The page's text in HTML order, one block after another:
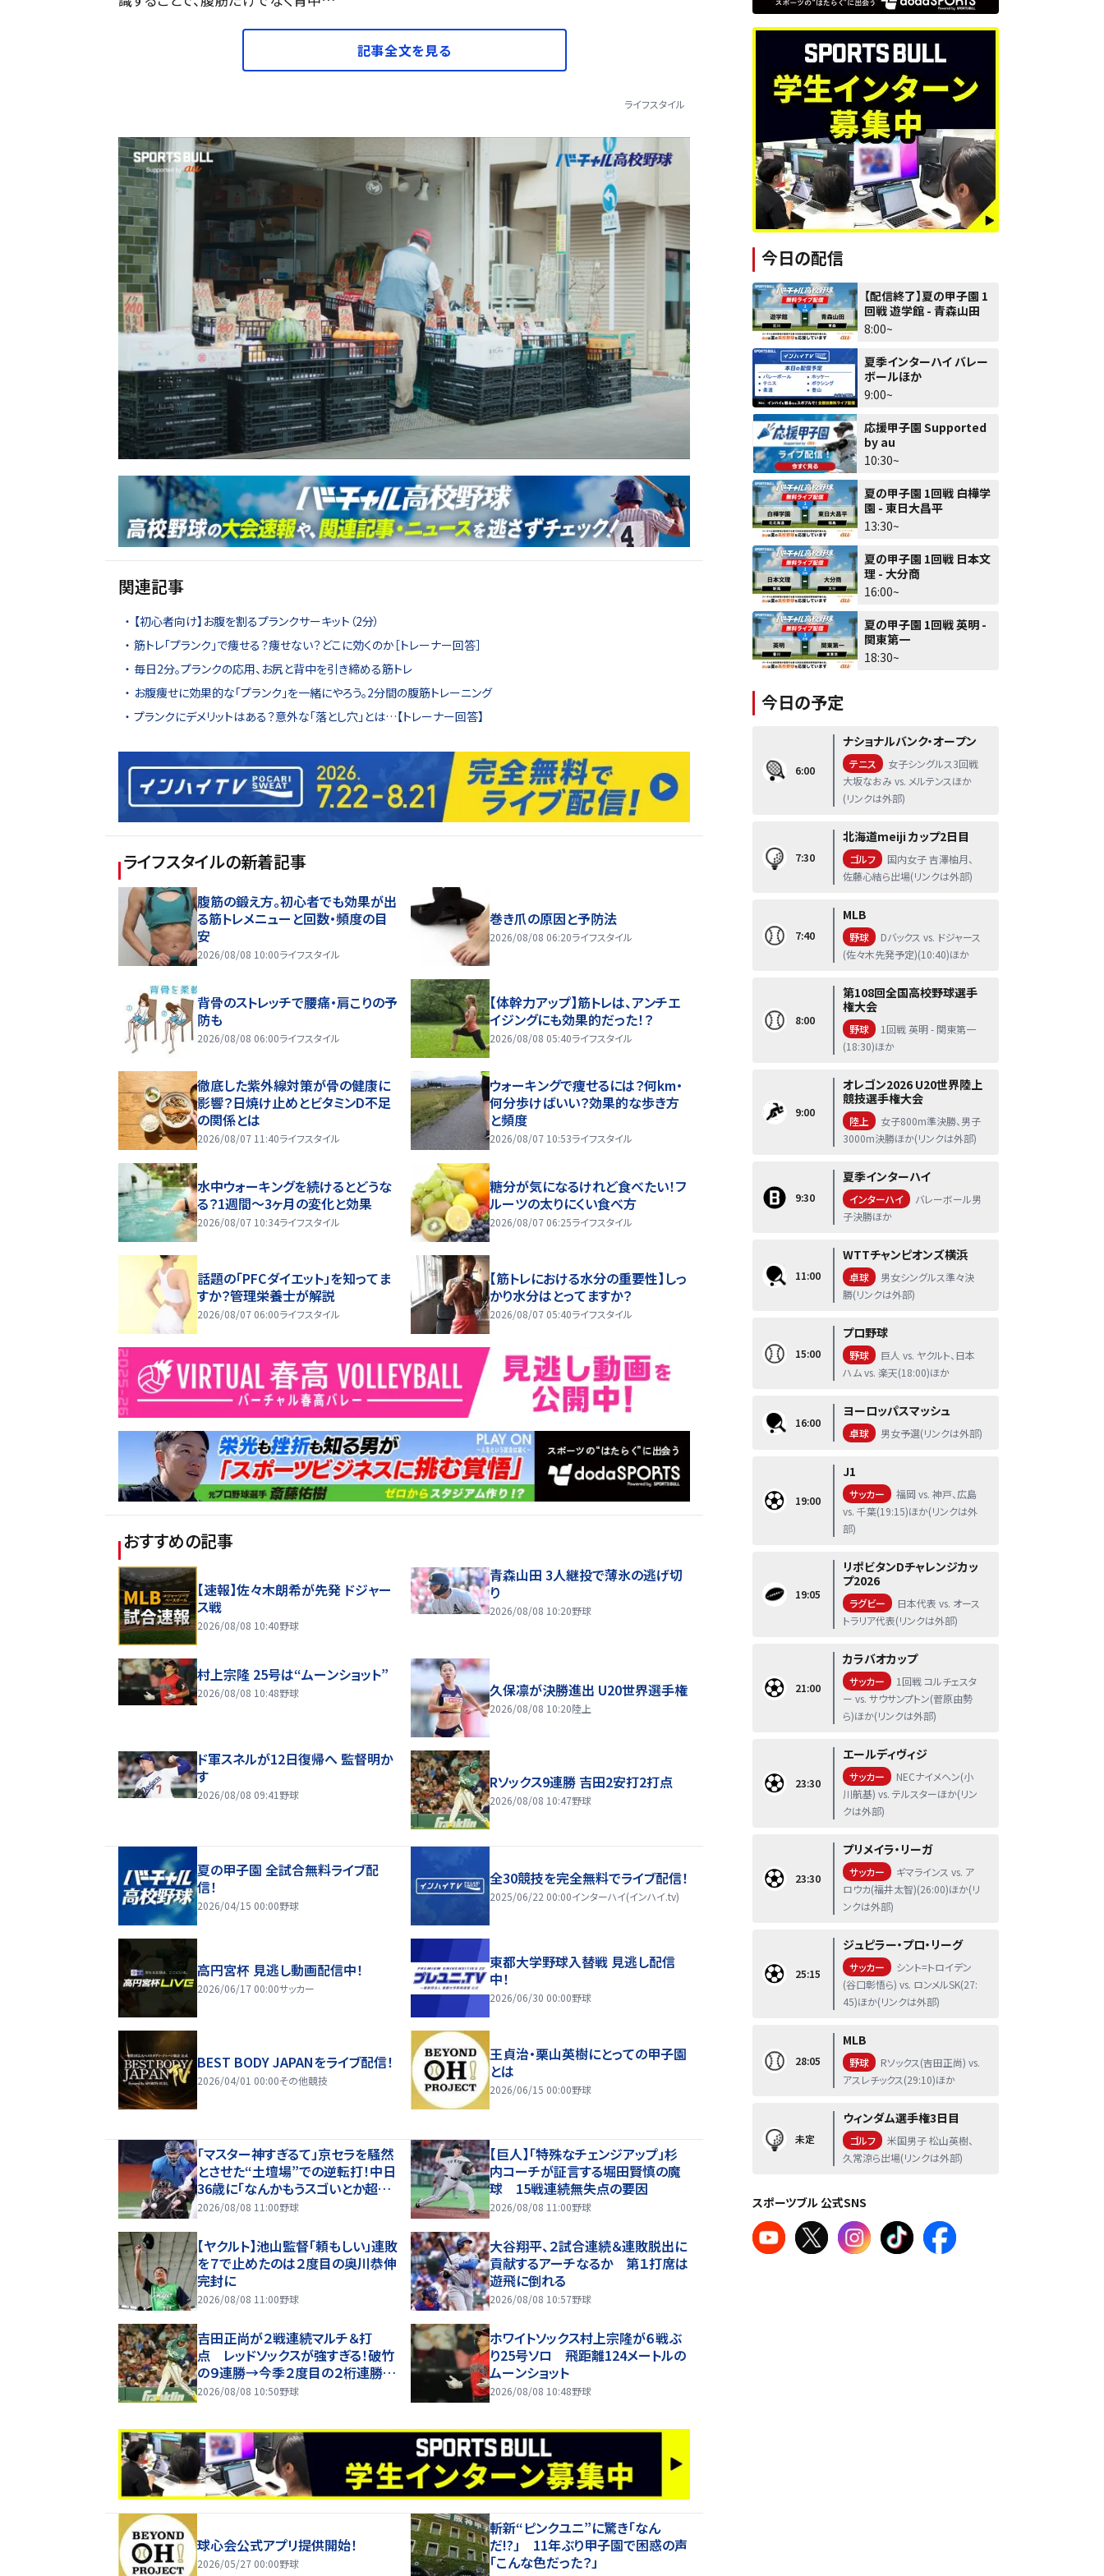
記事全文を見る
ライフスタイル
関連記事
【初心者向け】お腹を割るプランクサーキット（2分）
筋トレ「プランク」で痩せる？痩せない？どこに効くのか［トレーナー回答］
毎日2分。プランクの応用、お尻と背中を引き締める筋トレ
お腹痩せに効果的な「プランク」を一緒にやろう。2分間の腹筋トレーニング
プランクにデメリットはある？意外な「落とし穴」とは…【トレーナー回答】
ライフスタイルの新着記事
腹筋の鍛え方。初心者でも効果が出
る筋トレメニューと回数・頻度の目
安
2026/08/08 10:00ライフスタイル
巻き爪の原因と予防法
2026/08/08 06:20ライフスタイル
背骨のストレッチで腰痛・肩こりの予
防も
2026/08/08 06:00ライフスタイル
【体幹力アップ】筋トレは、アンチエ
イジングにも効果的だった！？
2026/08/08 05:40ライフスタイル
徹底した紫外線対策が骨の健康に
影響？日焼け止めとビタミンD不足
の関係とは
2026/08/07 11:40ライフスタイル
ウォーキングで痩せるには？何km・
何分歩けばいい？効果的な歩き方
と頻度
2026/08/07 10:53ライフスタイル
水中ウォーキングを続けるとどうな
る？1週間～3ヶ月の変化と効果
2026/08/07 10:34ライフスタイル
糖分が気になるけれど食べたい！フ
ルーツの太りにくい食べ方
2026/08/07 06:25ライフスタイル
話題の「PFCダイエット」を知ってま
すか？管理栄養士が解説
2026/08/07 06:00ライフスタイル
【筋トレにおける水分の重要性】しっ
かり水分はとってますか？
2026/08/07 05:40ライフスタイル
おすすめの記事
【速報】佐々木朗希が先発 ドジャー
ス戦
2026/08/08 10:40野球
青森山田 3人継投で薄氷の逃げ切
り
2026/08/08 10:20野球
村上宗隆 25号は“ムーンショット”
2026/08/08 10:48野球 久保凛が決勝進出 U20世界選手権
2026/08/08 10:20陸上
ド軍スネルが12日復帰へ 監督明か
す
2026/08/08 09:41 野球
Rソックス9連勝 吉田2安打2打点
2026/08/08 10:47野球
夏の甲子園 全試合無料ライブ配
信！
2026/04/15 00:00野球
全30競技を完全無料でライブ配信！
2025/06/22 00:00インターハイ(インハイ.tv)
高円宮杯 見逃し動画配信中！
2026/06/17 00:00サッカー
東都大学野球入替戦 見逃し配信
中！
2026/06/30 00:00野球
BEST BODY JAPANをライブ配信！
2026/04/01 00:00その他競技
王貞治・栗山英樹にとっての甲子園
とは
2026/06/15 00:00野球
「マスター神すぎるて」京セラを騒然
とさせた“土壇場”での逆転打！中日
36歳に「なんかもうスゴいとか超え
ておかしいわ」「代打の神様ってレベ
2026/08/08 11:00野球
【巨人】「特殊なチェンジアップ」杉
内コーチが証言する堀田賢慎の魔
球 15戦連続無失点の要因
2026/08/08 11:00野球
【ヤクルト】池山監督「頼もしい」連敗
を７で止めたのは２度目の奥川恭伸
完封に
2026/08/08 11:00野球
大谷翔平、２試合連続＆連敗脱出に
貢献するアーチなるか 第１打席は
遊飛に倒れる
2026/08/08 10:57野球
吉田正尚が２戦連続マルチ＆打
点 レッドソックスが強すぎる！破竹
の９連勝→今季２度目の２桁連勝へ
王手！
2026/08/08 10:50野球
ホワイトソックス村上宗隆が６戦ぶ
り25号ソロ 飛距離124メートルの
ムーンショット
2026/08/08 10:48野球
球心会公式アプリ提供開始！
2026/05/27 00:00野球
斬新“ピンクユニ”に驚き「なん
だ!?」 11年ぶり甲子園で困惑の声
「こんな色だった？」
今日の配信
【配信終了】夏の甲子園 1
回戦 遊学館 - 青森山田
8:00~
夏季インターハイ バレー
ボールほか
9:00~
応援甲子園 Supported
by au
10:30~
夏の甲子園 1回戦 白樺学
園 - 東日大昌平
13:30~
夏の甲子園 1回戦 日本文
理 - 大分商
16:00~
夏の甲子園 1回戦 英明 -
関東第一
18:30~
今日の予定
6:00
ナショナルバンク・オープン
テニス
女子シングルス3回戦
大坂なおみ vs. メルテンスほか
(リンクは外部)
7:30
北海道meiji カップ2日目
ゴルフ
国内女子 吉澤柚月、
佐藤心結ら出場(リンクは外部)
7:40
MLB
野球
Dバックス vs. ドジャース
(佐々木先発予定)(10:40)ほか
8:00
第108回全国高校野球選手
権大会
野球
1回戦 英明 - 関東第一
(18:30)ほか
9:00
オレゴン2026 U20世界陸上
競技選手権大会
陸上
女子800m準決勝、男子
3000m決勝ほか(リンクは外部)
9:30
夏季インターハイ
インターハイ
バレーボール男
子決勝ほか
11:00
WTTチャンピオンズ横浜
卓球
男女シングルス準々決
勝(リンクは外部)
15:00
プロ野球
野球
巨人 vs. ヤクルト、日本
ハム vs. 楽天(18:00)ほか
16:00
ヨーロッパスマッシュ
卓球 男女予選(リンクは外部)
19:00
J1
サッカー
福岡 vs. 神戸、広島
vs. 千葉(19:15)ほか(リンクは外
部)
19:05
リポビタンDチャレンジカッ
プ2026
ラグビー
日本代表 vs. オース
トラリア代表(リンクは外部)
21:00
カラバオカップ
サッカー
1回戦 コルチェスタ
ー vs. サウサンプトン(菅原由勢
ら)ほか(リンクは外部)
23:30
エールディヴィジ
サッカー
NECナイメヘン(小
川航基) vs. テルスターほか(リン
クは外部)
23:30
プリメイラ・リーガ
サッカー
ギマラインス vs. ア
ロウカ(福井太智)(26:00)ほか(リ
ンクは外部)
25:15
ジュピラー・プロ・リーグ
サッカー
シント=トロイデン
(谷口彰悟ら) vs. ロンメルSK(27:
45)ほか(リンクは外部)
28:05
MLB
野球
Rソックス(吉田正尚) vs.
アスレチックス(29:10)ほか
未定
ウィンダム選手権3日目
ゴルフ
米国男子 松山英樹、
久常涼ら出場(リンクは外部)
スポーツブル 公式SNS